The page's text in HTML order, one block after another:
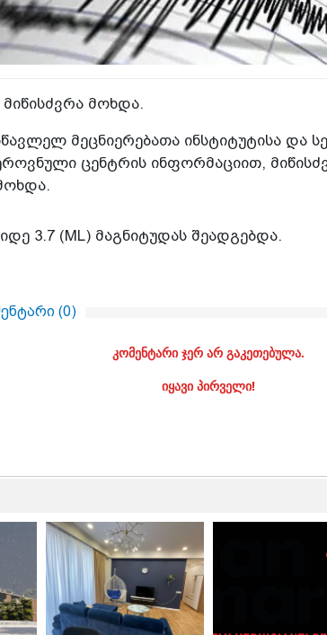
მოხდა.
მეცნიერებათა ინსტიტუტისა და
ცენტრის ინფორმაციით,
3.7 (ML) მაგნიტუდას შეადგებდა.
(0)
კომენტარი ჯერ არ გაკეთებულა.
იყავი პირველი!